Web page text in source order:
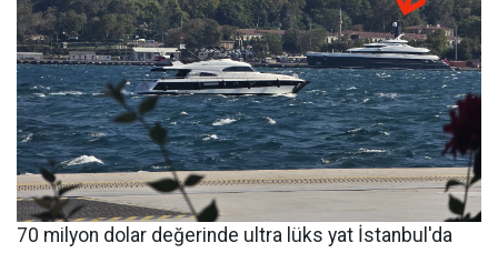
70 milyon dolar değerinde ultra lüks yat İstanbul'da